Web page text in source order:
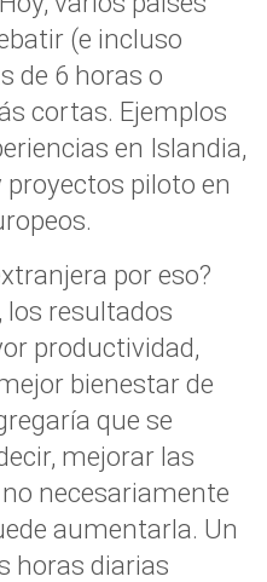
(e incluso
de 6 horas o
cortas. Ejemplos
en Islandia,
proyectos piloto en
por eso?
los resultados
productividad,
bienestar de
que se
mejorar las
necesariamente
aumentarla. Un
horas diarias